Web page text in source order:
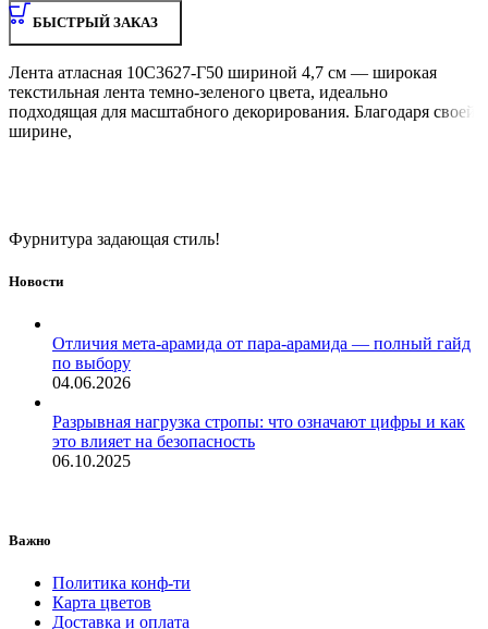
БЫСТРЫЙ ЗАКАЗ
Лента атласная 10С3627-Г50 шириной 4,7 см — широкая
текстильная лента темно-зеленого цвета, идеально
подходящая для масштабного декорирования. Благодаря своей
ширине,
Фурнитура задающая стиль!
Новости
Отличия мета-арамида от пара-арамида — полный гайд
по выбору
04.06.2026
Разрывная нагрузка стропы: что означают цифры и как
это влияет на безопасность
06.10.2025
Важно
Политика конф-ти
Карта цветов
Доставка и оплата